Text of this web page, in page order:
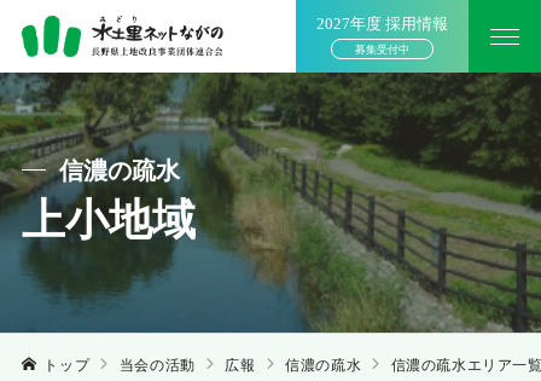
2027年度 採用情報
募集受付中
信濃の疏水
上小地域
トップ 当会の活動 広報 信濃の疏水 信濃の疏水エリア一